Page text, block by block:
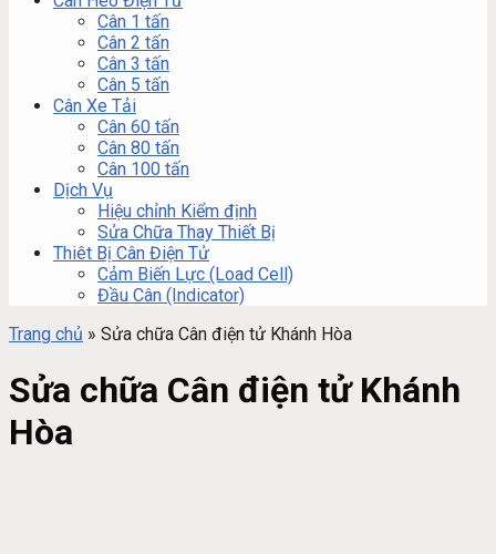
Cân 1 tấn
Cân 2 tấn
Cân 3 tấn
Cân 5 tấn
Cân Xe Tải
Cân 60 tấn
Cân 80 tấn
Cân 100 tấn
Dịch Vụ
Hiệu chỉnh Kiểm định
Sửa Chữa Thay Thiết Bị
Thiêt Bị Cân Điện Tử
Cảm Biến Lực (Load Cell)
Đầu Cân (Indicator)
Trang chủ » Sửa chữa Cân điện tử Khánh Hòa
Sửa chữa Cân điện tử Khánh
Hòa